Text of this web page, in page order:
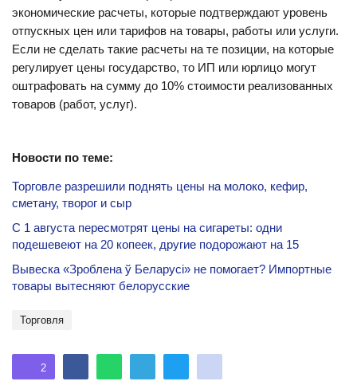
экономические расчеты, которые подтверждают уровень
отпускных цен или тарифов на товары, работы или услуги.
Если не сделать такие расчеты на те позиции, на которые
регулирует цены государство, то ИП или юрлицо могут
оштрафовать на сумму до 10% стоимости реализованных
товаров (работ, услуг).
Новости по теме:
Торговле разрешили поднять цены на молоко, кефир,
сметану, творог и сыр
С 1 августа пересмотрят цены на сигареты: одни
подешевеют на 20 копеек, другие подорожают на 15
Вывеска «Зроблена ў Беларусi» не помогает? Импортные
товары вытесняют белорусские
торговля
2